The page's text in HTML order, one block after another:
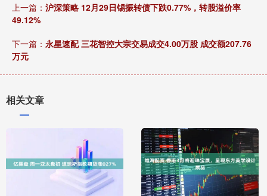
上一篇： 沪深策略 12月29日锡振转债下跌0.77%，转股溢价率
49.12%
下一篇： 永星速配 三花智控大宗交易成交4.00万股 成交额207.76
万元
相关文章